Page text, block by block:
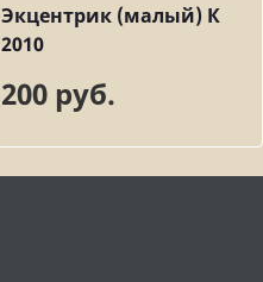
Экцентрик (малый) К
2010
200 руб.